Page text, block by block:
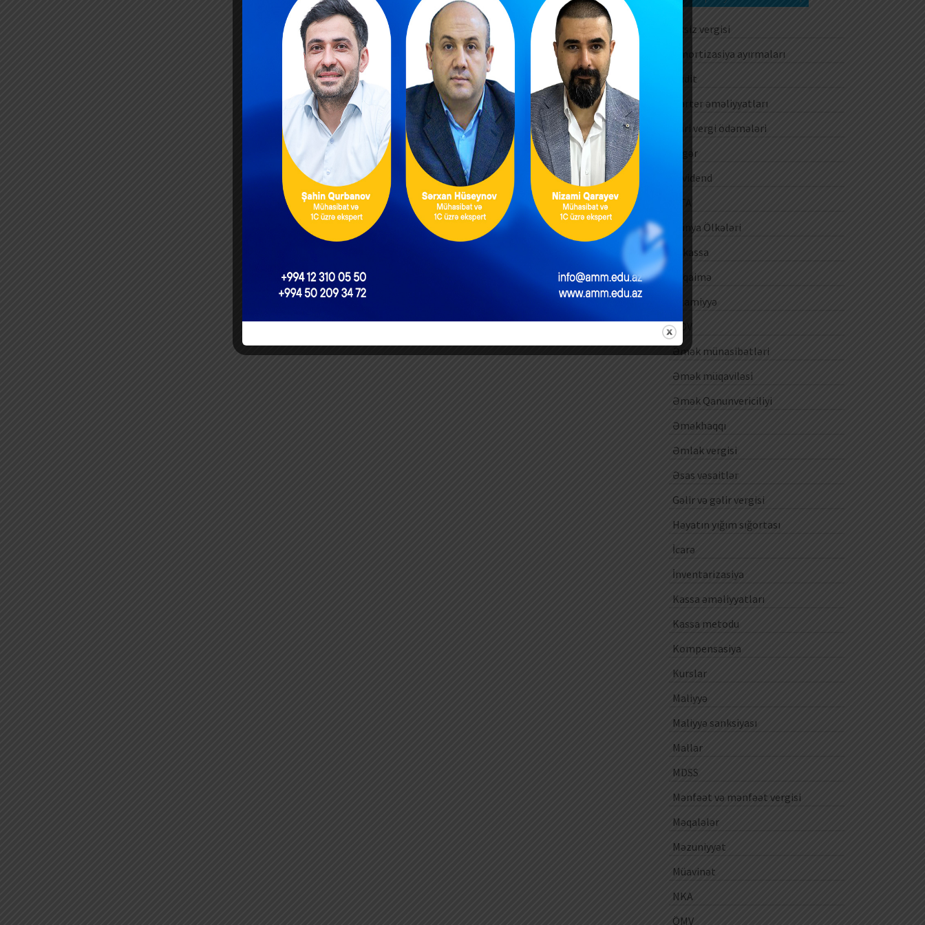
Aksiz vergisi
Amortizasiya ayırmaları
Audit
Barter əməliyyatları
Cari vergi ödəmələri
Digər
Dividend
Dünya Ölkələri
E-kassa
E-qaimə
Ezamiyyə
ƏDV
Əmək münasibətləri
Əmək müqaviləsi
Əmək Qanunvericiliyi
Əməkhaqqı
Əmlak vergisi
Əsas vəsaitlər
Gəlir və gəlir vergisi
Həyatın yığım sığortası
İcarə
İnventarizasiya
Kassa əməliyyatları
Kassa metodu
Kompensasiya
Kurslar
Maliyyə
Maliyyə sanksiyası
Mallar
MDSS
Mənfəət və mənfəət vergisi
Məqalələr
Məzuniyyət
Müavinət
NKA
ÖMV